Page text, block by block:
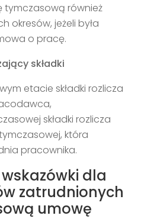
również
okresów, jeżeli była
o pracę.
składki
etacie składki rozlicza
składki rozlicza
która
pracownika.
dla
zatrudnionych
umowę